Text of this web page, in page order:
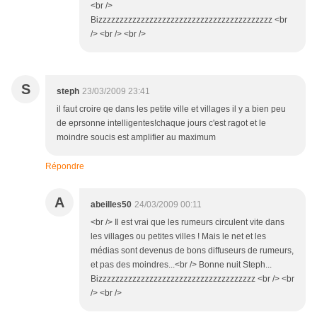
<br />
Bizzzzzzzzzzzzzzzzzzzzzzzzzzzzzzzzzzzzzzzzz <br
/> <br /> <br />
S steph 23/03/2009 23:41
il faut croire qe dans les petite ville et villages il y a bien peu
de eprsonne intelligentes!chaque jours c'est ragot et le
moindre soucis est amplifier au maximum
Répondre
A abeilles50 24/03/2009 00:11
<br /> Il est vrai que les rumeurs circulent vite dans
les villages ou petites villes ! Mais le net et les
médias sont devenus de bons diffuseurs de rumeurs,
et pas des moindres...<br /> Bonne nuit Steph...
Bizzzzzzzzzzzzzzzzzzzzzzzzzzzzzzzzzzzzz <br /> <br
/> <br />